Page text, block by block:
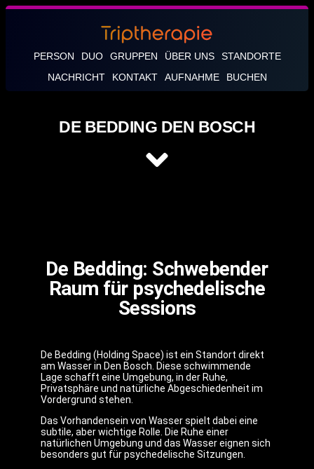
PERSON DUO GRUPPEN ÜBER UNS
STANDORTE
NACHRICHT
KONTAKT AUFNAHME BUCHEN
DE BEDDING DEN BOSCH
De Bedding: Schwebender
Raum für psychedelische
Sessions
De Bedding (Holding Space) ist ein Standort direkt
am Wasser in Den Bosch. Diese schwimmende
Lage schafft eine Umgebung, in der Ruhe,
Privatsphäre und natürliche Abgeschiedenheit im
Vordergrund stehen.
Das Vorhandensein von Wasser spielt dabei eine
subtile, aber wichtige Rolle. Die Ruhe einer
natürlichen Umgebung und das Wasser eignen sich
besonders gut für psychedelische Sitzungen.